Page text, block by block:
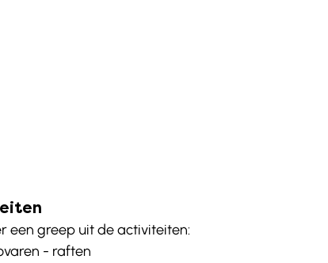
een greep uit de activiteiten:
- raften